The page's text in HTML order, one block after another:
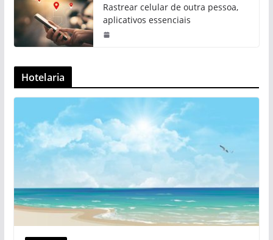
Rastrear celular de outra pessoa,
aplicativos essenciais
Hotelaria